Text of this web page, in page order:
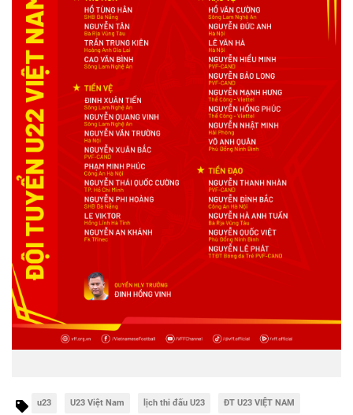
u23 U23 Việt Nam lịch thi đấu U23 ĐT U23 VIỆT NAM